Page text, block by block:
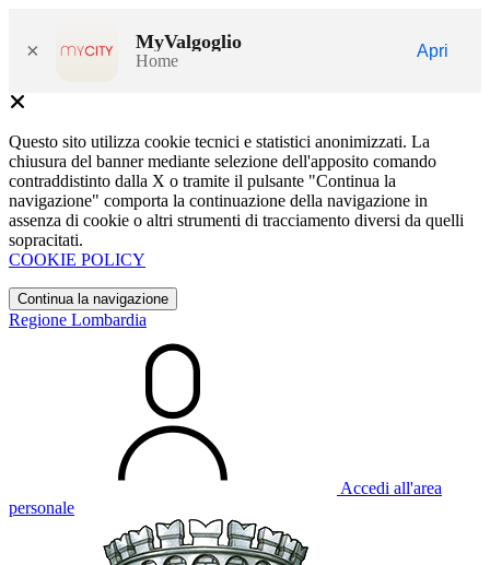
× MyValgoglio
Home
Apri
Questo sito utilizza cookie tecnici e statistici anonimizzati. La
chiusura del banner mediante selezione dell'apposito comando
contraddistinto dalla X o tramite il pulsante "Continua la
navigazione" comporta la continuazione della navigazione in
assenza di cookie o altri strumenti di tracciamento diversi da quelli
sopracitati.
COOKIE POLICY
Continua la navigazione
Regione Lombardia
Accedi all'area
personale